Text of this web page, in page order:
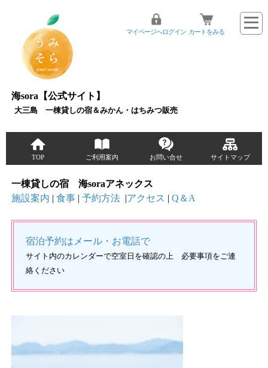
海sora【公式サイト】
大三島 一棟貸しの宿＆みかん・はちみつ販売
マイページへログイン カートをみる
TOP ご利用案内 お問い合せ サイトマップ
一棟貸しの宿 海soraアネックス
施設案内 | 食事| 予約方法|アクセス | Q＆A
宿泊予約はメール・お電話で
サイト内のカレンダーで空室日を確認の上 必要事項をご連
絡ください